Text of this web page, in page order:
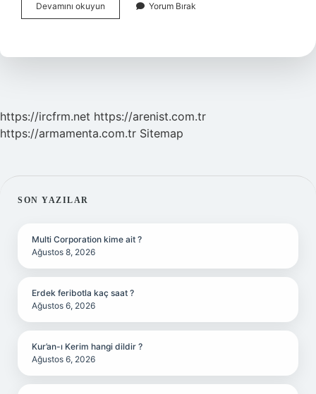
Devamını okuyun
Makale
Yorum Bırak
https://ircfrm.net https://arenist.com.tr
https://armamenta.com.tr Sitemap
SIDEBAR
SON YAZILAR
Multi Corporation kime ait ?
Ağustos 8, 2026
Erdek feribotla kaç saat ?
Ağustos 6, 2026
Kur’an-ı Kerim hangi dildir ?
Ağustos 6, 2026